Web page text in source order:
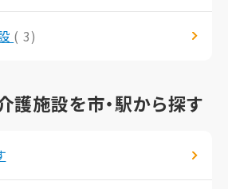
( 3)
護施設を市・駅から探す